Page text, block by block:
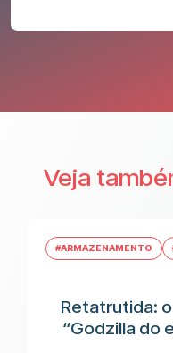
Veja
#ARMAZENAMENTO
Retatrutida:
“Godzilla do